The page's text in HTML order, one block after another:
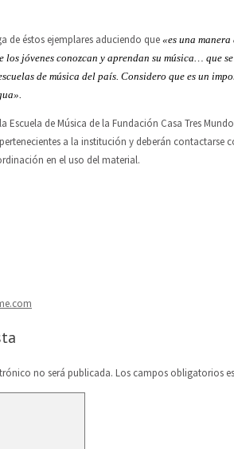
de éstos ejemplares aduciendo que «es una
los jóvenes conozcan y aprendan su música… que
de música del país. Considero que es un
Escuela de Música de la Fundación Casa Tres
a la institución y deberán contactarse
en el uso del material.
no será publicada. Los campos obligatorios